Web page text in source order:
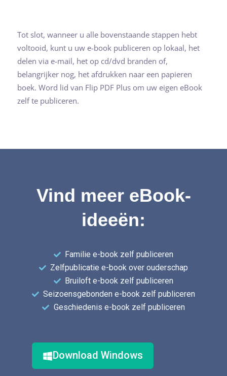
Tot slot, wanneer u alle bovenstaande stappen hebt
voltooid, kunt u uw e-book publiceren op lokaal, het
delen via e-mail, het op cd/dvd branden of,
belangrijker nog, het afdrukken naar een papieren
boek. Word lid van Flip PDF Plus om uw eigen eBook
zelf te publiceren.
Vind meer eBook-
ideeën:
Familie e-book zelf publiceren
Zelfpublicatie e-book over ouderschap
Bruiloft e-book zelf publiceren
Seizoensgebonden e-book zelf publiceren
Geschiedenis e-book zelf publiceren
Download Windows